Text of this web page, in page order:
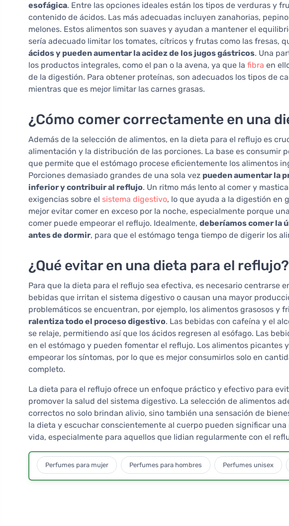
esofágica. Entre las opciones ideales están los tipos de verduras y
contenido de ácidos. Las más adecuadas incluyen zanahorias,
melones. Estos alimentos son suaves y ayudan a mantener el
sería adecuado limitar los tomates, cítricos y frutas como las fresas,
ácidos y pueden aumentar la acidez de los jugos gástricos. Una
los productos integrales, como el pan o la avena, ya que la fibra en
de la digestión. Para obtener proteínas, son adecuados los tipos de
mientras que es mejor limitar las carnes grasas.
¿Cómo comer correctamente en una
Además de la selección de alimentos, en la dieta para el reflujo es
alimentación y la distribución de las porciones. La base es consumir
que permite que el estómago procese eficientemente los alimentos
Porciones demasiado grandes de una sola vez pueden aumentar la
inferior y contribuir al reflujo. Un ritmo más lento al comer y
exigencias sobre el sistema digestivo, lo que ayuda a la digestión en
mejor evitar comer en exceso por la noche, especialmente porque
comer puede empeorar el reflujo. Idealmente, deberíamos comer la
antes de dormir, para que el estómago tenga tiempo de digerir los
¿Qué evitar en una dieta para el reflujo?
Para que la dieta para el reflujo sea efectiva, es necesario centrarse
bebidas que irritan el sistema digestivo o causan una mayor
problemáticos se encuentran, por ejemplo, los alimentos grasosos y
ralentiza todo el proceso digestivo. Las bebidas con cafeína y el
se relaje, permitiendo así que los ácidos regresen al esófago. Las
en el estómago y pueden fomentar el reflujo. Los alimentos picantes
empeorar los síntomas, por lo que es mejor consumirlos solo en
completo.
La dieta para el reflujo ofrece un enfoque práctico y efectivo para
promover la salud del sistema digestivo. La selección de alimentos
correctos no solo brindan alivio, sino también una sensación de
la dieta y escuchar conscientemente al cuerpo pueden significar una
vida, especialmente para aquellos que lidian regularmente con el
Perfumes para mujer Perfumes para hombres Perfumes unisex